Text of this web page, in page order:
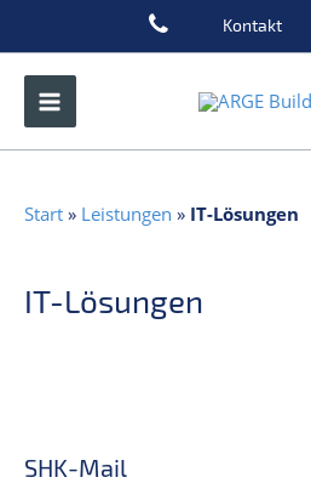
springen
Kontakt
Start » Leistungen » IT-Lösungen
IT-Lösungen
SHK-Mail